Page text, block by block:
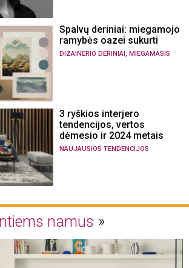
Spalvų deriniai: miegamojo
ramybės oazei sukurti
DIZAINERIO DERINIAI , MIEGAMASIS
3 ryškios interjero
tendencijos, vertos
dėmesio ir 2024 metais
NAUJAUSIOS TENDENCIJOS
namus